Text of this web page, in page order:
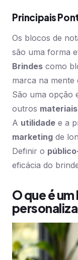
Principais
Os blocos de
são uma forma
Brindes como
marca na mente
São uma opção
outros
A utilidade e a
marketing de
Definir o
eficácia do
O que é